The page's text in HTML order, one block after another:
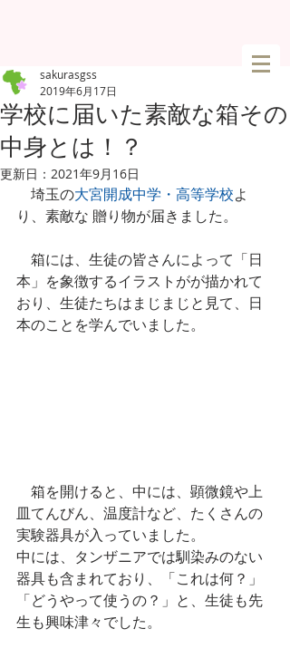
学校に届いた素敵な箱その
中身とは！？
sakurasgss
2019年6月17日
更新日： 2021年9月16日
埼玉の大宮開成中学・高等学校よ
り、素敵な 贈り物が届きました。
箱には、生徒の皆さんによって「日
本」を象徴するイラストがが描かれて
おり、生徒たちはまじまじと見て、日
本のことを学んでいました。
箱を開けると、中には、顕微鏡や上
皿てんびん、温度計など、たくさんの
実験器具が入っていました。
中には、タンザニアでは馴染みのない
器具も含まれており、「これは何？」
「どうやって使うの？」と、生徒も先
生も興味津々でした。